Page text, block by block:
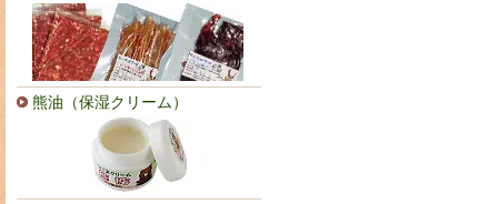
熊油（保湿クリーム）